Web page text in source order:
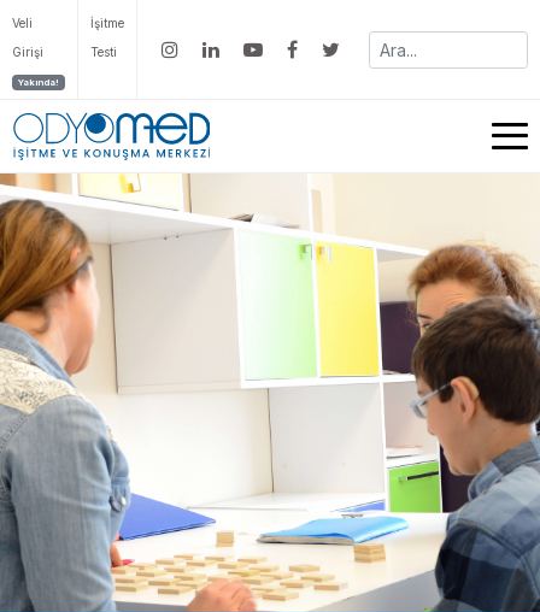
Veli
Girişi
Yakında!
İşitme
Testi